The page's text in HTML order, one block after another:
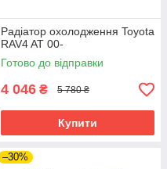
Радіатор охолодження Toyota
RAV4 AT 00-
Готово до відправки
4 046 ₴ 5 780 ₴
Купити
–30%